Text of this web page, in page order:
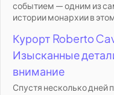
событием — одним из
истории монархии в
Курорт Roberto
Изысканные
внимание
Спустя несколько дней